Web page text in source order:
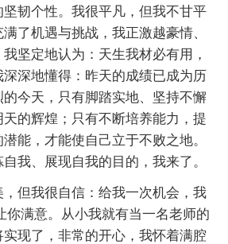
韧个性。我很平凡，但我不甘平
了机遇与挑战，我正激越豪情、
坚定地认为：天生我材必有用，
深地懂得：昨天的成绩已成为历
今天，只有脚踏实地、坚持不懈
的辉煌；只有不断培养能力，提
能，才能使自己立于不败之地。
我、展现自我的目的，我来了。
但我很自信：给我一次机会，我
你满意。从小我就有当一名老师的
现了，非常的开心，我怀着满腔